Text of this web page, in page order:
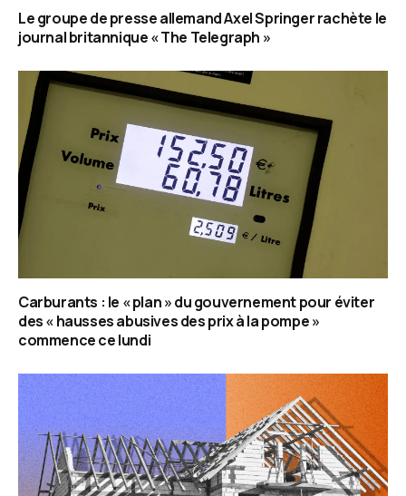
Le groupe de presse allemand Axel Springer rachète le
journal britannique « The Telegraph »
Carburants : le « plan » du gouvernement pour éviter
des « hausses abusives des prix à la pompe »
commence ce lundi